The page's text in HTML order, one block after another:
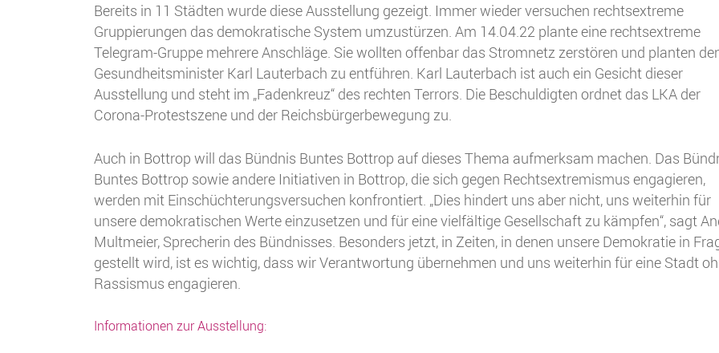
Bereits in 11 Städten wurde diese Ausstellung gezeigt. Immer wieder versuchen rechtsextreme
Gruppierungen das demokratische System umzustürzen. Am 14.04.22 plante eine rechtsextreme
Telegram-Gruppe mehrere Anschläge. Sie wollten offenbar das Stromnetz zerstören und planten
Gesundheitsminister Karl Lauterbach zu entführen. Karl Lauterbach ist auch ein Gesicht dieser
Ausstellung und steht im „Fadenkreuz“ des rechten Terrors. Die Beschuldigten ordnet das LKA der
Corona-Protestszene und der Reichsbürgerbewegung zu.
Auch in Bottrop will das Bündnis Buntes Bottrop auf dieses Thema aufmerksam machen. Das
Buntes Bottrop sowie andere Initiativen in Bottrop, die sich gegen Rechtsextremismus engagieren,
werden mit Einschüchterungsversuchen konfrontiert. „Dies hindert uns aber nicht, uns weiterhin für
unsere demokratischen Werte einzusetzen und für eine vielfältige Gesellschaft zu kämpfen“, sagt
Multmeier, Sprecherin des Bündnisses. Besonders jetzt, in Zeiten, in denen unsere Demokratie in
gestellt wird, ist es wichtig, dass wir Verantwortung übernehmen und uns weiterhin für eine Stadt
Rassismus engagieren.
Informationen zur Ausstellung: